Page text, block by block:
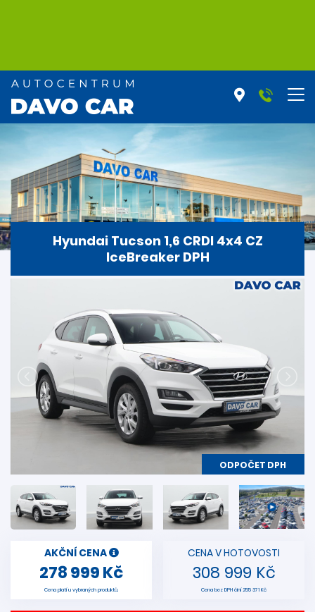
Hyundai Tucson 1,6 CRDI 4x4 CZ
IceBreaker DPH
ODPOČET DPH
AKČNÍ CENA
278 999 Kč
Cena platí u vybraných produktů.
CENA V HOTOVOSTI
308 999 Kč
Cena bez DPH činí 255 371 Kč